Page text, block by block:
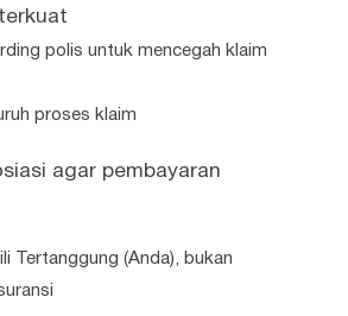
polis untuk mencegah klaim
proses klaim
agar pembayaran
Tertanggung (Anda), bukan